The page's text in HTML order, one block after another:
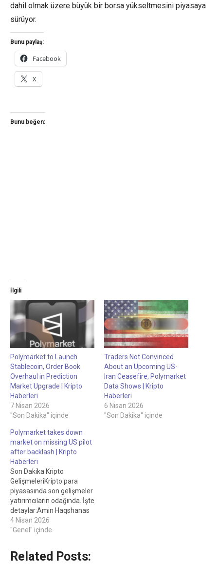
dahil olmak üzere büyük bir borsa yükseltmesini piyasaya
sürüyor.
Bunu paylaş:
Facebook
X
Bunu beğen:
İlgili
Polymarket to Launch
Stablecoin, Order Book
Overhaul in Prediction
Market Upgrade | Kripto
Haberleri
7 Nisan 2026
"Son Dakika" içinde
Traders Not Convinced
About an Upcoming US-
Iran Ceasefire, Polymarket
Data Shows | Kripto
Haberleri
6 Nisan 2026
"Son Dakika" içinde
Polymarket takes down
market on missing US pilot
after backlash | Kripto
Haberleri
Son Dakika Kripto
GelişmeleriKripto para
piyasasında son gelişmeler
yatırımcıların odağında. İşte
detaylar:Amin Haqshanas
tarafından yazıldı, Personel
Yazarı Bryan O'Shea
Polymarket, 30 dakika önce
4 Nisan 2026
"Genel" içinde
Related Posts: